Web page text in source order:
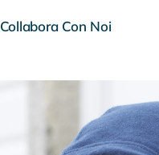
Collabora Con Noi